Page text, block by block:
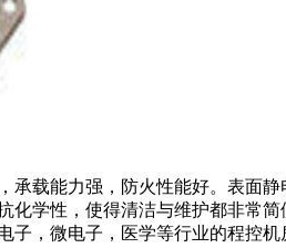
承载能力强，防火性能好。表面
学性，使得清洁与维护都非常简
子，微电子，医学等行业的程控